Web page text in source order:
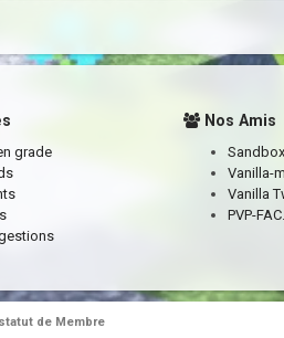
grade
Nos Amis
Sandbox
Vanilla-
Vanilla
PVP-
de Membre